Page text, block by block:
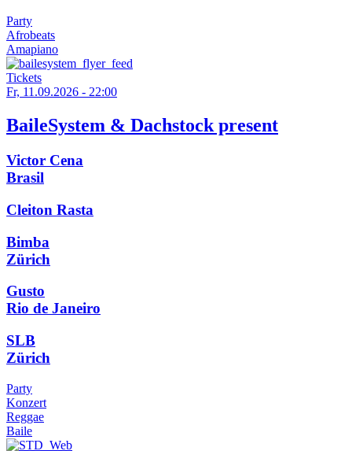
Party
Afrobeats
Amapiano
Tickets
Fr, 11.09.2026 - 22:00
BaileSystem & Dachstock present
Victor Cena
Brasil
Cleiton Rasta
Bimba
Zürich
Gusto
Rio de Janeiro
SLB
Zürich
Party
Konzert
Reggae
Baile